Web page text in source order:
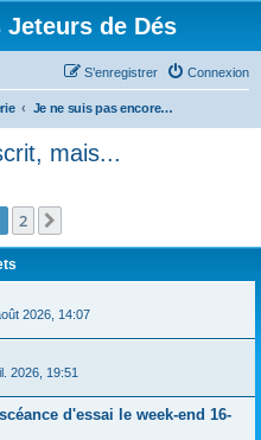
de Dés
Connexion
S’enregistrer
Je ne suis pas encore inscrit, mais...
mais...
2
2026, 14:07
2026, 19:51
d'essai le week-end 16-